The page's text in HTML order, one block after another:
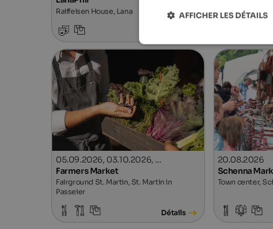
Raiffeisen House, Lana St. Michael,
05.09.2026, 03.10.2026, …
Farmers Market
Fairground St. Martin, St. Martin in
Passeier
Détails
20.08.2026
Schenna
Town center,
AFFICHER LES DÉTAILS